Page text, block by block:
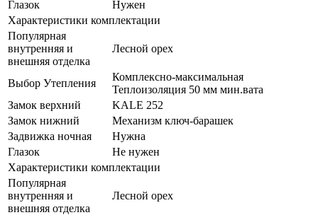
Глазок
Нужен
Характеристики комплектации
Популярная
внутренняя и
внешняя отделка
Лесной орех
Выбор Утепления
Комплексно-максимальная
Теплоизоляция 50 мм мин.вата
Замок верхний
KALE 252
Замок нижний
Механизм ключ-барашек
Задвижка ночная
Нужна
Глазок
Не нужен
Характеристики комплектации
Популярная
внутренняя и
внешняя отделка
Лесной орех